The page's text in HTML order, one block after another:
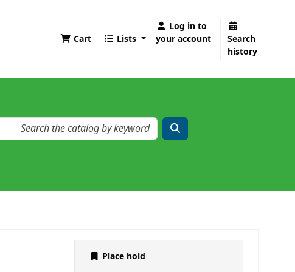
Cart Lists
Log in to
your account
Search
history
Place hold